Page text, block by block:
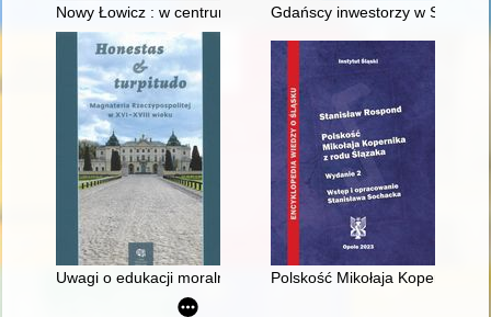
Nowy Łowicz : w centrum poligonu drawskiego od
Gdańscy inwestorzy w
Uwagi o edukacji moralnej synów szlacheckich w XVI-
Polskość Mikołaja Kopernika z